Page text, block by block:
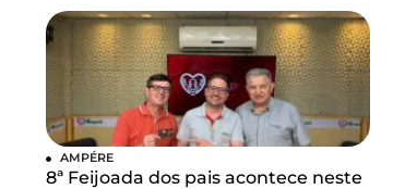
AMPÉRE
8ª Feijoada dos pais acontece neste